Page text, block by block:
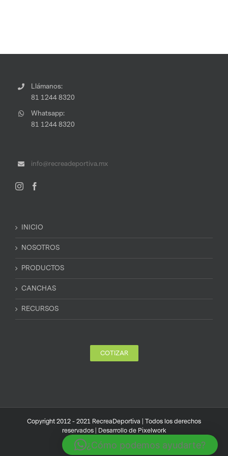
Llámanos:
81 1244 8320
Whatsapp:
81 1244 8320
info@recreadeportiva.mx
INICIO
NOSOTROS
PRODUCTOS
CANCHAS
RECURSOS
COTIZAR
Copyright 2012 - 2021 RecreaDeportiva | Todos los derechos
reservados | Desarrollo de Pixelwork
InstagramFacebook
¿Cómo podemos ayudarte?